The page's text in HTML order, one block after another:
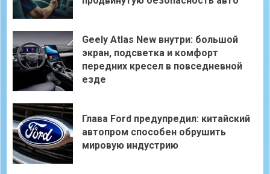
Geely Atlas New внутри: большой
экран, подсветка и комфорт
передних кресел в повседневной
езде
Глава Ford предупредил: китайский
автопром способен обрушить
мировую индустрию